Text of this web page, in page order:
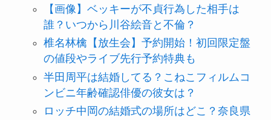
【画像】ベッキーが不貞行為した相手は
誰？いつから川谷絵音と不倫？
椎名林檎【放生会】予約開始！初回限定盤
の値段やライブ先行予約特典も
半田周平は結婚してる？こねこフィルムコ
ンビニ年齢確認俳優の彼女は？
ロッチ中岡の結婚式の場所はどこ？奈良県